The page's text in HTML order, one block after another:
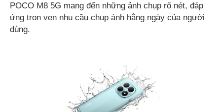
POCO M8 5G mang đến những ảnh chụp rõ nét, đáp
ứng trọn vẹn nhu cầu chụp ảnh hằng ngày của người
dùng.